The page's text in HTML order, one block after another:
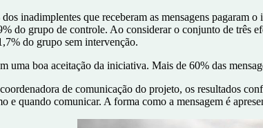
inadimplentes que receberam as mensagens
do grupo de controle. Ao considerar o conjunto de três
do grupo sem intervenção.
uma boa aceitação da iniciativa. Mais de 60% das
de comunicação do projeto, os resultados
e quando comunicar. A forma como a mensagem é